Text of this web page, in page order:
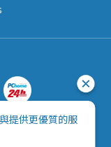
提供更優質的服